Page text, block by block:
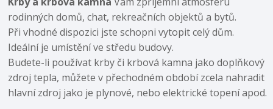
rodinných domů, chat, rekreačních objektů a bytů.
Při vhodné dispozici jste schopni vytopit celý dům.
Ideální je umístění ve středu budovy.
Budete-li používat krby či krbová kamna jako doplňkový
zdroj tepla, můžete v přechodném období zcela nahradit
hlavní zdroj jako je plynové, nebo elektrické topení apod.